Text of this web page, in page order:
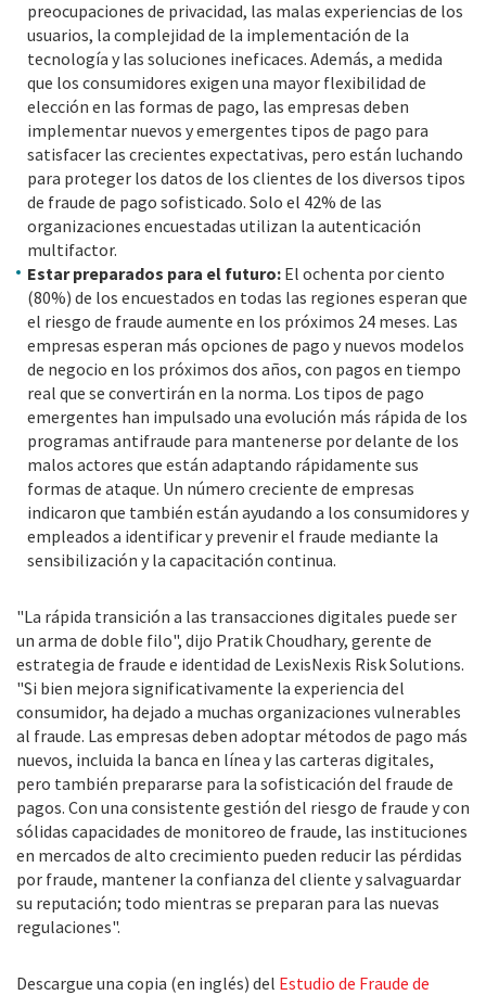
preocupaciones de privacidad, las malas experiencias de los
usuarios, la complejidad de la implementación de la
tecnología y las soluciones ineficaces. Además, a medida
que los consumidores exigen una mayor flexibilidad de
elección en las formas de pago, las empresas deben
implementar nuevos y emergentes tipos de pago para
satisfacer las crecientes expectativas, pero están luchando
para proteger los datos de los clientes de los diversos tipos
de fraude de pago sofisticado. Solo el 42% de las
organizaciones encuestadas utilizan la autenticación
multifactor.
Estar preparados para el futuro: El ochenta por ciento
(80%) de los encuestados en todas las regiones esperan que
el riesgo de fraude aumente en los próximos 24 meses. Las
empresas esperan más opciones de pago y nuevos modelos
de negocio en los próximos dos años, con pagos en tiempo
real que se convertirán en la norma. Los tipos de pago
emergentes han impulsado una evolución más rápida de los
programas antifraude para mantenerse por delante de los
malos actores que están adaptando rápidamente sus
formas de ataque. Un número creciente de empresas
indicaron que también están ayudando a los consumidores y
empleados a identificar y prevenir el fraude mediante la
sensibilización y la capacitación continua.
"La rápida transición a las transacciones digitales puede ser
un arma de doble filo", dijo Pratik Choudhary, gerente de
estrategia de fraude e identidad de LexisNexis Risk Solutions.
"Si bien mejora significativamente la experiencia del
consumidor, ha dejado a muchas organizaciones vulnerables
al fraude. Las empresas deben adoptar métodos de pago más
nuevos, incluida la banca en línea y las carteras digitales,
pero también prepararse para la sofisticación del fraude de
pagos. Con una consistente gestión del riesgo de fraude y con
sólidas capacidades de monitoreo de fraude, las instituciones
en mercados de alto crecimiento pueden reducir las pérdidas
por fraude, mantener la confianza del cliente y salvaguardar
su reputación; todo mientras se preparan para las nuevas
regulaciones".
Descargue una copia (en inglés) del Estudio de Fraude de